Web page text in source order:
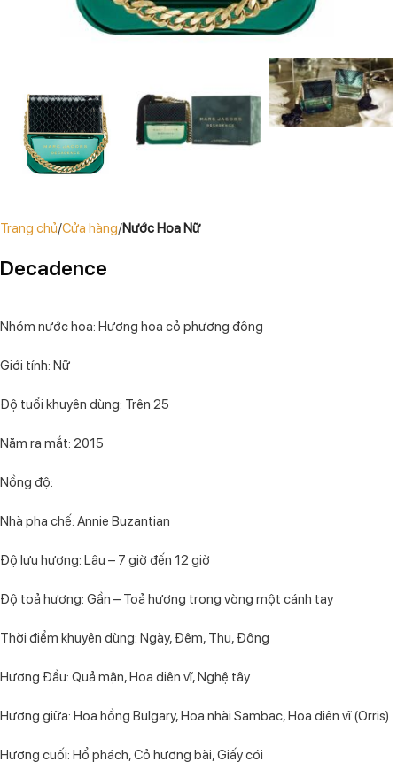
Trang chủ Cửa hàng Nước Hoa Nữ
Decadence
Nhóm nước hoa: Hương hoa cỏ phương đông
Giới tính: Nữ
Độ tuổi khuyên dùng: Trên 25
Năm ra mắt: 2015
Nồng độ:
Nhà pha chế: Annie Buzantian
Độ lưu hương: Lâu – 7 giờ đến 12 giờ
Độ toả hương: Gần – Toả hương trong vòng một cánh tay
Thời điểm khuyên dùng: Ngày, Đêm, Thu, Đông
Hương Đầu: Quả mận, Hoa diên vĩ, Nghệ tây
Hương giữa: Hoa hồng Bulgary, Hoa nhài Sambac, Hoa diên vĩ (Orris)
Hương cuối: Hổ phách, Cỏ hương bài, Giấy cói